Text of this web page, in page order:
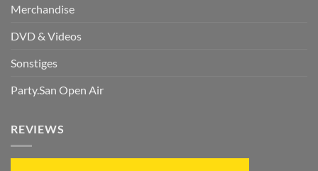
Merchandise
DVD & Videos
Sonstiges
Party.San Open Air
REVIEWS